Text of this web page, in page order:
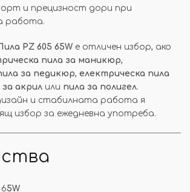
и прецизност дори при
работа.
PZ 605 65W е отличен избор, ако
пила за маникюр,
за педикюр, електрическа пила
за акрил или пила за полигел.
и стабилната работа я
избор за ежедневна употреба.
5W